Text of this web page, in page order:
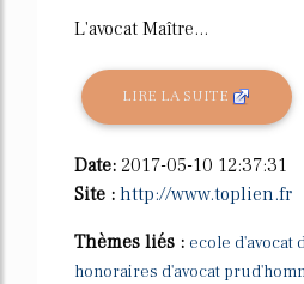
L'avocat Maître...
LIRE LA SUITE
Date: 2017-05-10 12:37:31
Site : http://www.toplien.fr
Thèmes liés : ecole d'avocat
honoraires d'avocat